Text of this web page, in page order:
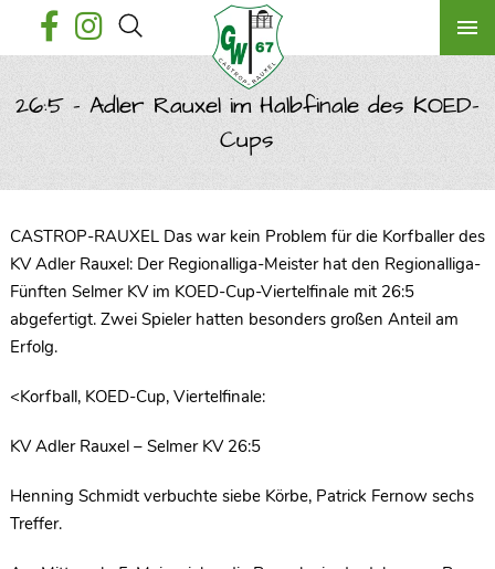
26:5 – Adler Rauxel im Halbfinale des KOED-
Cups
CASTROP-RAUXEL Das war kein Problem für die Korfballer des
KV Adler Rauxel: Der Regionalliga-Meister hat den Regionalliga-
Fünften Selmer KV im KOED-Cup-Viertelfinale mit 26:5
abgefertigt. Zwei Spieler hatten besonders großen Anteil am
Erfolg.
<Korfball, KOED-Cup, Viertelfinale:
KV Adler Rauxel – Selmer KV 26:5
Henning Schmidt verbuchte siebe Körbe, Patrick Fernow sechs
Treffer.